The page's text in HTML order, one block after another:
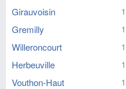
Girauvoisin 1
Gremilly 1
Willeroncourt 1
Herbeuville 1
Vouthon-Haut 1